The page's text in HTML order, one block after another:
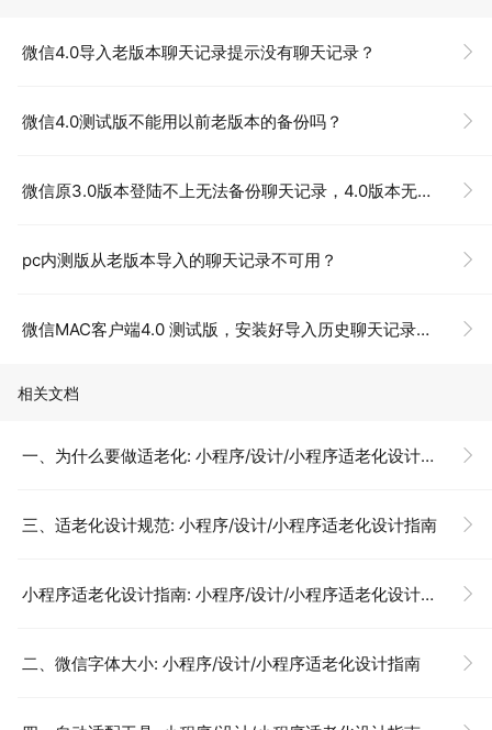
微信4.0导入老版本聊天记录提示没有聊天记录？
微信4.0测试版不能用以前老版本的备份吗？
微信原3.0版本登陆不上无法备份聊天记录，4.0版本无法导入，聊天记录没有办法从3.0迁移到4.0？
pc内测版从老版本导入的聊天记录不可用？
微信MAC客户端4.0 测试版，安装好导入历史聊天记录，到底是复制还是合并？
相关文档
一、为什么要做适老化: 小程序/设计/小程序适老化设计指南
三、适老化设计规范: 小程序/设计/小程序适老化设计指南
小程序适老化设计指南: 小程序/设计/小程序适老化设计指南
二、微信字体大小: 小程序/设计/小程序适老化设计指南